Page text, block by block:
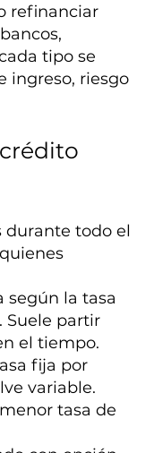
refinanciar
tipo se
ingreso, riesgo
durante todo el
según la tasa
Suele partir
el tiempo.
fija por
variable.
tasa de